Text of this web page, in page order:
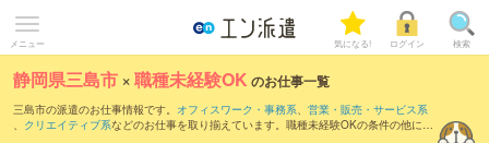
メニュー 気になる! ログイン 検索
静岡県三島市 ×職種未経験OK のお仕事一覧
三島市の派遣のお仕事情報です。 オフィスワーク・事務系、 営業・販売・サービス系
、 クリエイティブ系などのお仕事を取り揃えています。職種未経験OKの条件の他に、